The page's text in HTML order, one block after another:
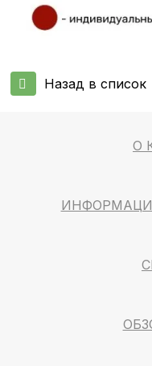
Назад в список
О